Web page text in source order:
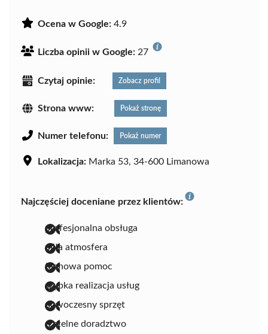
Ocena w Google: 4.9
Liczba opinii w Google: 27
Czytaj opinie: Zobacz profil
Strona www: Pokaż stronę
Numer telefonu: Pokaż numer
Lokalizacja: Marka 53, 34-600 Limanowa
Najczęściej doceniane przez klientów:
profesjonalna obsługa
miła atmosfera
fachowa pomoc
szybka realizacja usług
nowoczesny sprzęt
rzetelne doradztwo